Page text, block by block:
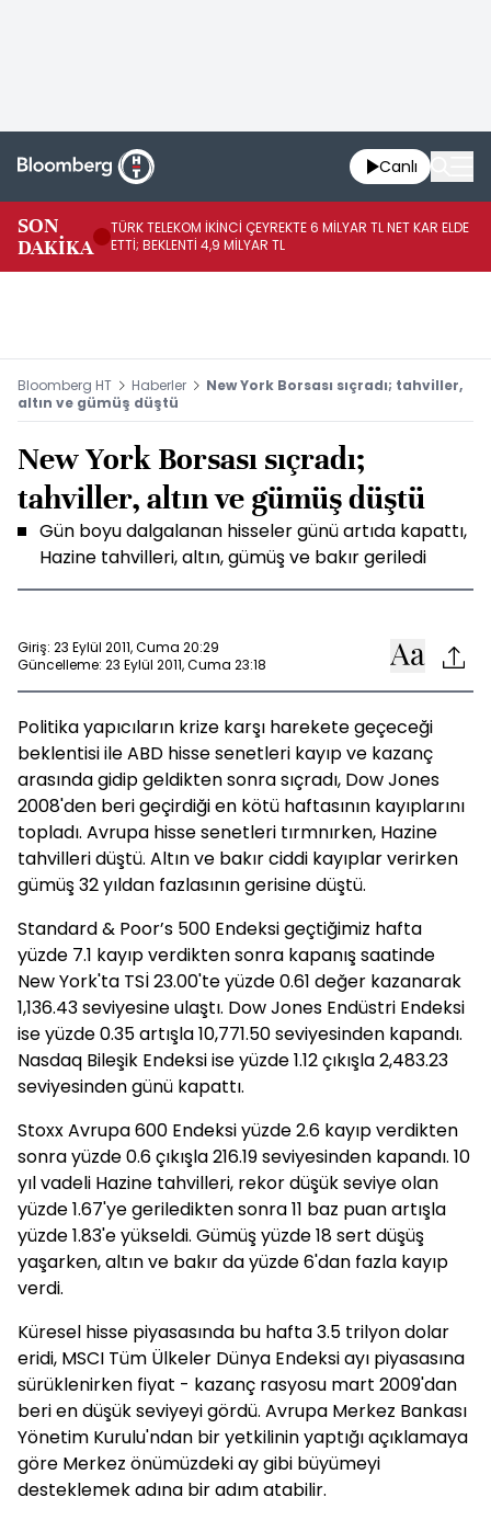
Canlı
SON
DAKİKA
TÜRK TELEKOM İKİNCİ ÇEYREKTE 6 MİLYAR TL NET KAR ELDE
ETTİ; BEKLENTİ 4,9 MİLYAR TL
Bloomberg HT Haberler
New York Borsası sıçradı; tahviller,
altın ve gümüş düştü
New York Borsası sıçradı;
tahviller, altın ve gümüş düştü
Gün boyu dalgalanan hisseler günü artıda kapattı,
Hazine tahvilleri, altın, gümüş ve bakır geriledi
Giriş: 23 Eylül 2011, Cuma 20:29
Güncelleme: 23 Eylül 2011, Cuma 23:18
Politika yapıcıların krize karşı harekete geçeceği
beklentisi ile ABD hisse senetleri kayıp ve kazanç
arasında gidip geldikten sonra sıçradı, Dow Jones
2008'den beri geçirdiği en kötü haftasının kayıplarını
topladı. Avrupa hisse senetleri tırmnırken, Hazine
tahvilleri düştü. Altın ve bakır ciddi kayıplar verirken
gümüş 32 yıldan fazlasının gerisine düştü.
Standard & Poor’s 500 Endeksi geçtiğimiz hafta
yüzde 7.1 kayıp verdikten sonra kapanış saatinde
New York'ta TSİ 23.00'te yüzde 0.61 değer kazanarak
1,136.43 seviyesine ulaştı. Dow Jones Endüstri Endeksi
ise yüzde 0.35 artışla 10,771.50 seviyesinden kapandı.
Nasdaq Bileşik Endeksi ise yüzde 1.12 çıkışla 2,483.23
seviyesinden günü kapattı.
Stoxx Avrupa 600 Endeksi yüzde 2.6 kayıp verdikten
sonra yüzde 0.6 çıkışla 216.19 seviyesinden kapandı. 10
yıl vadeli Hazine tahvilleri, rekor düşük seviye olan
yüzde 1.67'ye geriledikten sonra 11 baz puan artışla
yüzde 1.83'e yükseldi. Gümüş yüzde 18 sert düşüş
yaşarken, altın ve bakır da yüzde 6'dan fazla kayıp
verdi.
Küresel hisse piyasasında bu hafta 3.5 trilyon dolar
eridi, MSCI Tüm Ülkeler Dünya Endeksi ayı piyasasına
sürüklenirken fiyat - kazanç rasyosu mart 2009'dan
beri en düşük seviyeyi gördü. Avrupa Merkez Bankası
Yönetim Kurulu'ndan bir yetkilinin yaptığı açıklamaya
göre Merkez önümüzdeki ay gibi büyümeyi
desteklemek adına bir adım atabilir.